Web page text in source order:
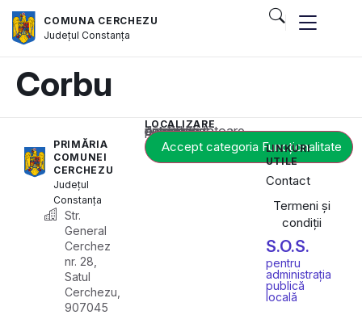
COMUNA CERCHEZU
JudețulConstanța
Corbu
PRIMĂRIA
COMUNEI
CERCHEZU
Județul
Constanța
Str.
General
Cerchez
nr. 28,
Satul
Cerchezu,
907045
LOCALIZARE
Acest conținut este blocat până când acceptați categoria corespunzătoare de cookie-uri.
Accept categoria Funcționalitate
LINKURI
UTILE
Contact
Termeni și
condiții
S.O.S.
pentru
administrația
publică
locală